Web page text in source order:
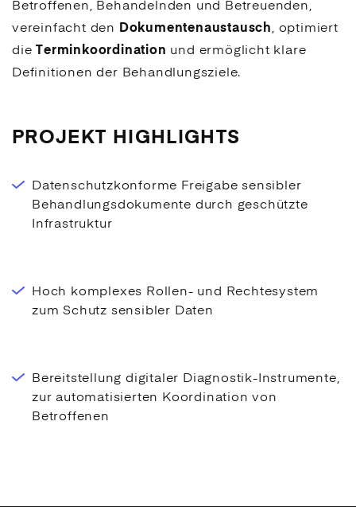
Betroffenen, Behandelnden und Betreuenden,
vereinfacht den
Dokumentenaustausch, optimiert
die
Terminkoordination und ermöglicht klare
Definitionen der Behandlungsziele.
PROJEKT HIGHLIGHTS
Datenschutzkonforme Freigabe sensibler
Behandlungsdokumente durch geschützte
Infrastruktur
Hoch komplexes Rollen- und Rechtesystem
zum Schutz sensibler Daten
Bereitstellung digitaler Diagnostik-Instrumente,
zur automatisierten Koordination von
Betroffenen